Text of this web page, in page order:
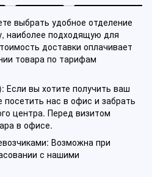
выбрать удобное отделение
наиболее подходящую для
доставки оплачивает
товара по тарифам
Если вы хотите получить ваш
нас в офис и забрать
центра. Перед визитом
в офисе.
Возможна при
с нашими